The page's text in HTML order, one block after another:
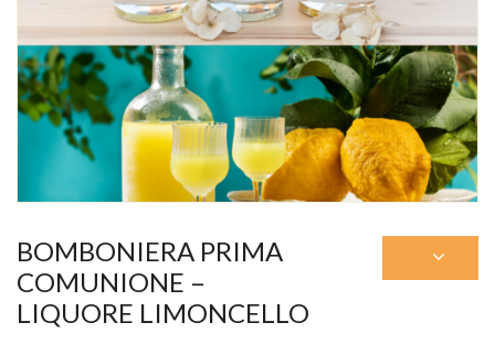
BOMBONIERA PRIMA
COMUNIONE –
LIQUORE LIMONCELLO